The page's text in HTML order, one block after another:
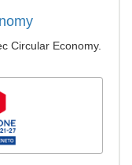
Circular Economy.